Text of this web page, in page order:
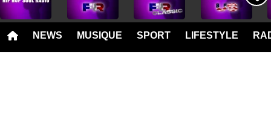
NEWS MUSIQUE SPORT LIFESTYLE